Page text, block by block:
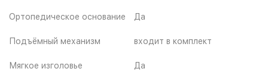
Ортопедическое основание Да
Подъёмный механизм входит в комплект
Мягкое изголовье Да